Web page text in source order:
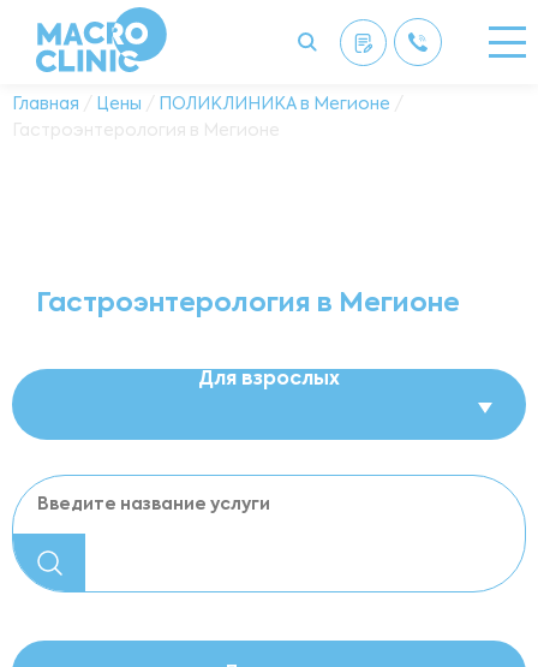
Главная / Цены / ПОЛИКЛИНИКА в Мегионе /
Гастроэнтерология в Мегионе
Гастроэнтерология в Мегионе
Для взрослых